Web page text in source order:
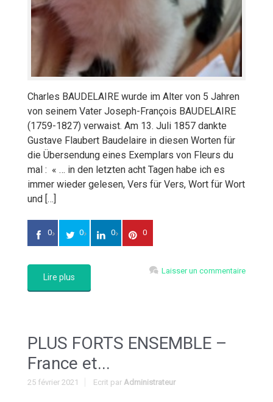
Charles BAUDELAIRE wurde im Alter von 5 Jahren
von seinem Vater Joseph-François BAUDELAIRE
(1759-1827) verwaist. Am 13. Juli 1857 dankte
Gustave Flaubert Baudelaire in diesen Worten für
die Übersendung eines Exemplars von Fleurs du
mal : « … in den letzten acht Tagen habe ich es
immer wieder gelesen, Vers für Vers, Wort für Wort
und […]
0 0 0 0
Lire plus
Laisser un commentaire
PLUS FORTS ENSEMBLE –
France et...
25 février 2021 Ecrit par Administrateur